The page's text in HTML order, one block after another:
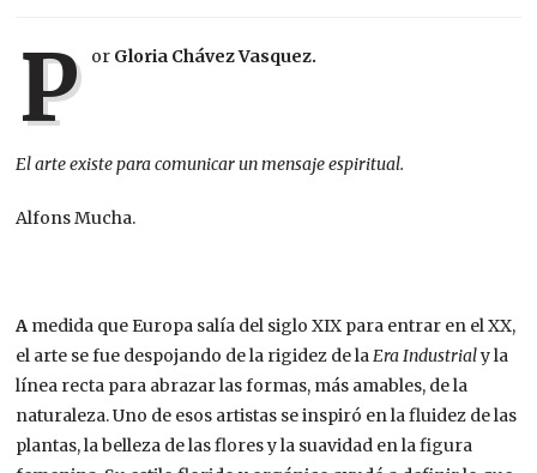
P or Gloria Chávez Vasquez.
El arte existe para comunicar un mensaje espiritual.
Alfons Mucha.
A medida que Europa salía del siglo XIX para entrar en el XX,
el arte se fue despojando de la rigidez de laEra Industrialy la
línea recta para abrazar las formas, más amables, de la
naturaleza. Uno de esos artistas se inspiró en la fluidez de las
plantas, la belleza de las flores y la suavidad en la figura